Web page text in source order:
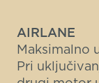
AIRLANE
Maksimalno
Pri